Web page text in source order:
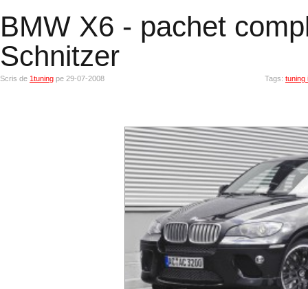
BMW X6 - pachet
Schnitzer
Scris de 1tuning pe 29-07-2008 Tags: tuning